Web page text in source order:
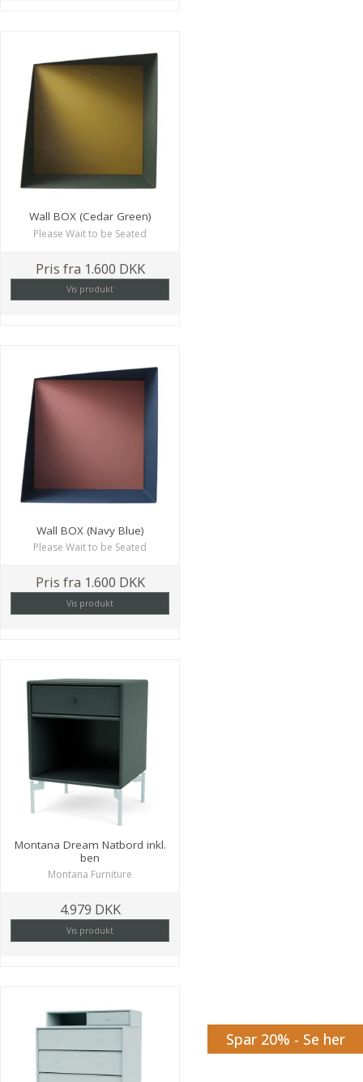
Wall BOX (Cedar Green)
Please Wait to be Seated
Pris fra 1.600 DKK
Vis produkt
Wall BOX (Navy Blue)
Please Wait to be Seated
Pris fra 1.600 DKK
Vis produkt
Montana Dream Natbord inkl.
ben
Montana Furniture
4.979 DKK
Vis produkt
Spar 20% - Se her